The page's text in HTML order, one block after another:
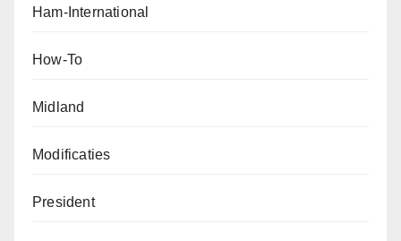
Ham-International
How-To
Midland
Modificaties
President